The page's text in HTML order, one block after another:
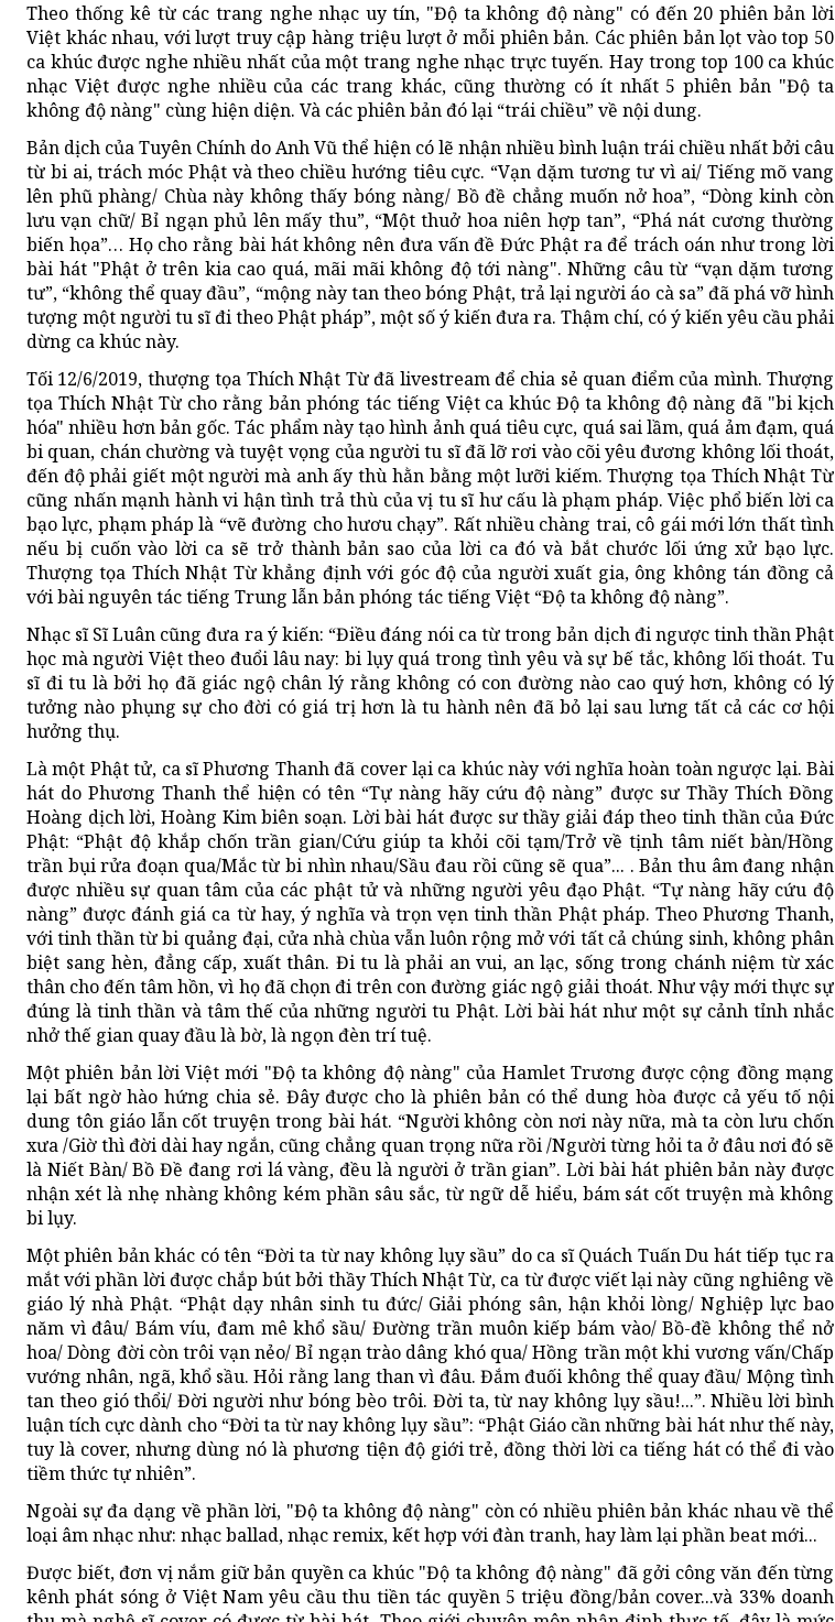
Theo thống kê từ các trang nghe nhạc uy tín, "Độ ta không độ nàng" có đến 20 phiên bản lời
Việt khác nhau, với lượt truy cập hàng triệu lượt ở mỗi phiên bản. Các phiên bản lọt vào top 50
ca khúc được nghe nhiều nhất của một trang nghe nhạc trực tuyến. Hay trong top 100 ca khúc
nhạc Việt được nghe nhiều của các trang khác, cũng thường có ít nhất 5 phiên bản "Độ ta
không độ nàng" cùng hiện diện. Và các phiên bản đó lại “trái chiều” về nội dung.
Bản dịch của Tuyên Chính do Anh Vũ thể hiện có lẽ nhận nhiều bình luận trái chiều nhất bởi câu
từ bi ai, trách móc Phật và theo chiều hướng tiêu cực. “Vạn dặm tương tư vì ai/ Tiếng mõ vang
lên phũ phàng/ Chùa này không thấy bóng nàng/ Bồ đề chẳng muốn nở hoa”, “Dòng kinh còn
lưu vạn chữ/ Bỉ ngạn phủ lên mấy thu”, “Một thuở hoa niên hợp tan”, “Phá nát cương thường
biến họa”… Họ cho rằng bài hát không nên đưa vấn đề Đức Phật ra để trách oán như trong lời
bài hát "Phật ở trên kia cao quá, mãi mãi không độ tới nàng". Những câu từ “vạn dặm tương
tư”, “không thể quay đầu”, “mộng này tan theo bóng Phật, trả lại người áo cà sa” đã phá vỡ hình
tượng một người tu sĩ đi theo Phật pháp”, một số ý kiến đưa ra. Thậm chí, có ý kiến yêu cầu phải
dừng ca khúc này.
Tối 12/6/2019, thượng tọa Thích Nhật Từ đã livestream để chia sẻ quan điểm của mình. Thượng
tọa Thích Nhật Từ cho rằng bản phóng tác tiếng Việt ca khúc Độ ta không độ nàng đã "bi kịch
hóa" nhiều hơn bản gốc. Tác phẩm này tạo hình ảnh quá tiêu cực, quá sai lầm, quá ảm đạm, quá
bi quan, chán chường và tuyệt vọng của người tu sĩ đã lỡ rơi vào cõi yêu đương không lối thoát,
đến độ phải giết một người mà anh ấy thù hằn bằng một lưỡi kiếm. Thượng tọa Thích Nhật Từ
cũng nhấn mạnh hành vi hận tình trả thù của vị tu sĩ hư cấu là phạm pháp. Việc phổ biến lời ca
bạo lực, phạm pháp là “vẽ đường cho hươu chạy”. Rất nhiều chàng trai, cô gái mới lớn thất tình
nếu bị cuốn vào lời ca sẽ trở thành bản sao của lời ca đó và bắt chước lối ứng xử bạo lực.
Thượng tọa Thích Nhật Từ khẳng định với góc độ của người xuất gia, ông không tán đồng cả
với bài nguyên tác tiếng Trung lẫn bản phóng tác tiếng Việt “Độ ta không độ nàng”.
Nhạc sĩ Sĩ Luân cũng đưa ra ý kiến: “Điều đáng nói ca từ trong bản dịch đi ngược tinh thần Phật
học mà người Việt theo đuổi lâu nay: bi lụy quá trong tình yêu và sự bế tắc, không lối thoát. Tu
sĩ đi tu là bởi họ đã giác ngộ chân lý rằng không có con đường nào cao quý hơn, không có lý
tưởng nào phụng sự cho đời có giá trị hơn là tu hành nên đã bỏ lại sau lưng tất cả các cơ hội
hưởng thụ.
Là một Phật tử, ca sĩ Phương Thanh đã cover lại ca khúc này với nghĩa hoàn toàn ngược lại. Bài
hát do Phương Thanh thể hiện có tên “Tự nàng hãy cứu độ nàng” được sư Thầy Thích Đồng
Hoàng dịch lời, Hoàng Kim biên soạn. Lời bài hát được sư thầy giải đáp theo tinh thần của Đức
Phật: “Phật độ khắp chốn trần gian/Cứu giúp ta khỏi cõi tạm/Trở về tịnh tâm niết bàn/Hồng
trần bụi rửa đoạn qua/Mắc từ bi nhìn nhau/Sầu đau rồi cũng sẽ qua”... . Bản thu âm đang nhận
được nhiều sự quan tâm của các phật tử và những người yêu đạo Phật. “Tự nàng hãy cứu độ
nàng” được đánh giá ca từ hay, ý nghĩa và trọn vẹn tinh thần Phật pháp. Theo Phương Thanh,
với tinh thần từ bi quảng đại, cửa nhà chùa vẫn luôn rộng mở với tất cả chúng sinh, không phân
biệt sang hèn, đẳng cấp, xuất thân. Đi tu là phải an vui, an lạc, sống trong chánh niệm từ xác
thân cho đến tâm hồn, vì họ đã chọn đi trên con đường giác ngộ giải thoát. Như vậy mới thực sự
đúng là tinh thần và tâm thế của những người tu Phật. Lời bài hát như một sự cảnh tỉnh nhắc
nhở thế gian quay đầu là bờ, là ngọn đèn trí tuệ.
Một phiên bản lời Việt mới "Độ ta không độ nàng" của Hamlet Trương được cộng đồng mạng
lại bất ngờ hào hứng chia sẻ. Đây được cho là phiên bản có thể dung hòa được cả yếu tố nội
dung tôn giáo lẫn cốt truyện trong bài hát. “Người không còn nơi này nữa, mà ta còn lưu chốn
xưa /Giờ thì đời dài hay ngắn, cũng chẳng quan trọng nữa rồi /Người từng hỏi ta ở đâu nơi đó sẽ
là Niết Bàn/ Bồ Đề đang rơi lá vàng, đều là người ở trần gian”. Lời bài hát phiên bản này được
nhận xét là nhẹ nhàng không kém phần sâu sắc, từ ngữ dễ hiểu, bám sát cốt truyện mà không
bi lụy.
Một phiên bản khác có tên “Đời ta từ nay không lụy sầu” do ca sĩ Quách Tuấn Du hát tiếp tục ra
mắt với phần lời được chắp bút bởi thầy Thích Nhật Từ, ca từ được viết lại này cũng nghiêng về
giáo lý nhà Phật. “Phật dạy nhân sinh tu đức/ Giải phóng sân, hận khỏi lòng/ Nghiệp lực bao
năm vì đâu/ Bám víu, đam mê khổ sầu/ Đường trần muôn kiếp bám vào/ Bồ-đề không thể nở
hoa/ Dòng đời còn trôi vạn nẻo/ Bỉ ngạn trào dâng khó qua/ Hồng trần một khi vương vấn/Chấp
vướng nhân, ngã, khổ sầu. Hỏi rằng lang than vì đâu. Đắm đuối không thể quay đầu/ Mộng tình
tan theo gió thổi/ Đời người như bóng bèo trôi. Đời ta, từ nay không lụy sầu!...”. Nhiều lời bình
luận tích cực dành cho “Đời ta từ nay không lụy sầu”: “Phật Giáo cần những bài hát như thế này,
tuy là cover, nhưng dùng nó là phương tiện độ giới trẻ, đồng thời lời ca tiếng hát có thể đi vào
tiềm thức tự nhiên”.
Ngoài sự đa dạng về phần lời, "Độ ta không độ nàng" còn có nhiều phiên bản khác nhau về thể
loại âm nhạc như: nhạc ballad, nhạc remix, kết hợp với đàn tranh, hay làm lại phần beat mới...
Được biết, đơn vị nắm giữ bản quyền ca khúc "Độ ta không độ nàng" đã gởi công văn đến từng
kênh phát sóng ở Việt Nam yêu cầu thu tiền tác quyền 5 triệu đồng/bản cover...và 33% doanh